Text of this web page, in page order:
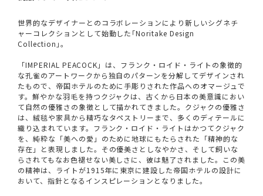
世界的なデザイナーとのコラボレーションにより新しいシグネチ
ャーコレクションとして始動した｢Noritake Design
Collection｣。
「IMPERIAL PEACOCK」は、フランク・ロイド・ライトの象徴的
な孔雀のアートワークから独自のパターンを分解してデザインされ
たもので、帝国ホテルのために手彫りされた作品へのオマージュで
す。鮮やかな羽毛を持つクジャクは、古くから日本の美意識におい
て自然の優雅さの象徴として描かれてきました。クジャクの優雅さ
は、絨毯や家具から精巧なタペストリーまで、多くのディテールに
織り込まれています。フランク・ロイド・ライトはかつてクジャク
を、純粋な「美への愛」のために地球にもたらされた「精神的な
存在」と表現しました。その優美さとしなやかさ、そして飼いな
らされてもなお色褪せない美しさに、彼は魅了されました。この美
の精神は、ライトが1915年に東京に建設した帝国ホテルの設計に
おいて、指針となるインスピレーションとなりました。